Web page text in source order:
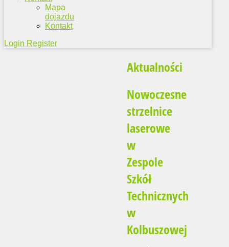
Mapa
dojazdu
Kontakt
Login Register
Aktualności
Nowoczesne
strzelnice
laserowe
w
Zespole
Szkół
Technicznych
w
Kolbuszowej